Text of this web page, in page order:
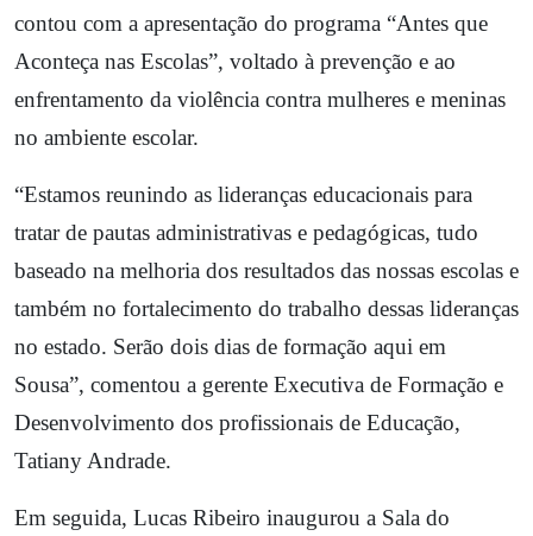
contou com a apresentação do programa “Antes que
Aconteça nas Escolas”, voltado à prevenção e ao
enfrentamento da violência contra mulheres e meninas
no ambiente escolar.
“Estamos reunindo as lideranças educacionais para
tratar de pautas administrativas e pedagógicas, tudo
baseado na melhoria dos resultados das nossas escolas e
também no fortalecimento do trabalho dessas lideranças
no estado. Serão dois dias de formação aqui em
Sousa”, comentou a gerente Executiva de Formação e
Desenvolvimento dos profissionais de Educação,
Tatiany Andrade.
Em seguida, Lucas Ribeiro inaugurou a Sala do